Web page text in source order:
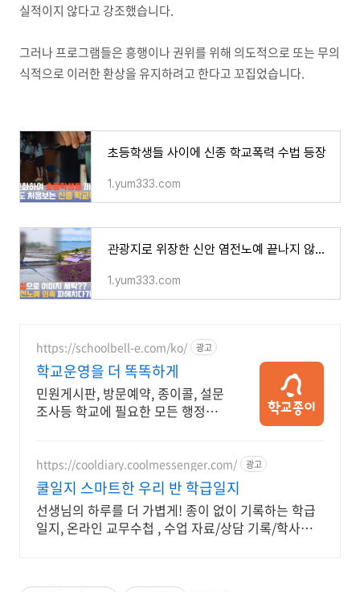
실적이지 않다고 강조했습니다.
그러나 프로그램들은 흥행이나 권위를 위해 의도적으로 또는 무의
식적으로 이러한 환상을 유지하려고 한다고 꼬집었습니다.
초등학생들 사이에 신종 학교폭력 수법 등장
1.yum333.com
관광지로 위장한 신안 염전노예 끝나지 않는 충격
1.yum333.com
https://schoolbell-e.com/ko/ 광고
학교운영을 더 똑똑하게
민원게시판, 방문예약, 종이콜, 설문
조사등 학교에 필요한 모든 행정을
https://cooldiary.coolmessenger.com/ 광고
쿨일지 스마트한 우리 반 학급일지
선생님의 하루를 더 가볍게! 종이 없이 기록하는 학급
일지, 온라인 교무수첩 , 수업 자료/상담 기록/학사일